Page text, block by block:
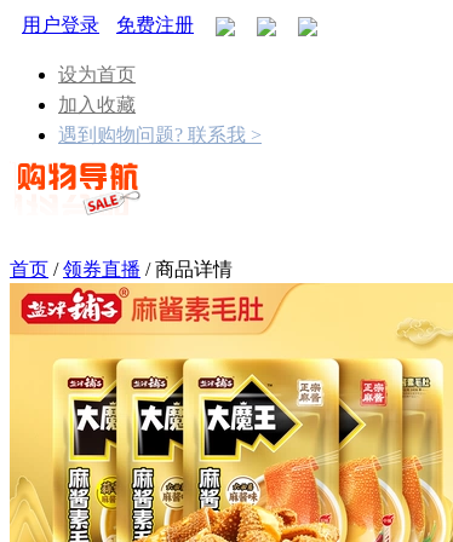
用户登录 免费注册
设为首页
加入收藏
遇到购物问题? 联系我 >
首页 /领券直播 /商品详情